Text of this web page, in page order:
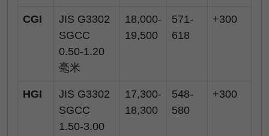
CGI
JIS G3302
SGCC
0.50-1.20
毫米
18,000-
19,500
571-
618
+300
HGI
JIS G3302
SGCC
1.50-3.00
17,300-
18,300
548-
580
+300